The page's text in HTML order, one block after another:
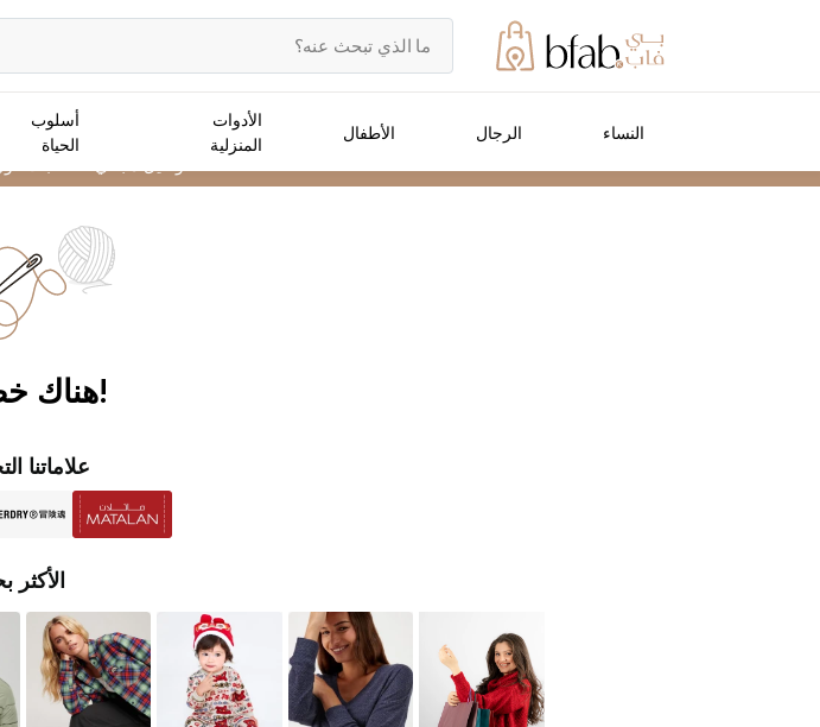
النساء الرجال الأطفال
الأدوات
المنزلية
أسلوب
الحياة
!هناك
علاماتنا
الأكثر